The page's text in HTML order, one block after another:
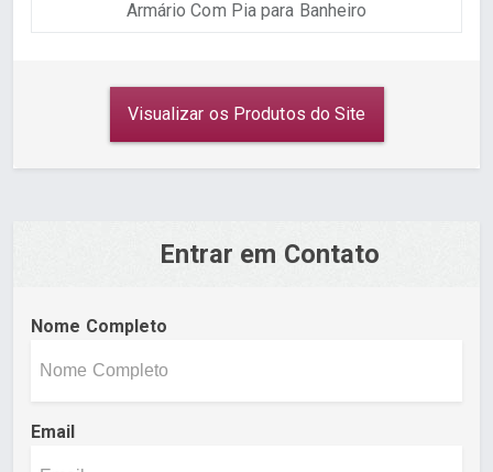
Armário Com Pia para Banheiro
Visualizar os Produtos do Site
Entrar em Contato
Nome Completo
Email